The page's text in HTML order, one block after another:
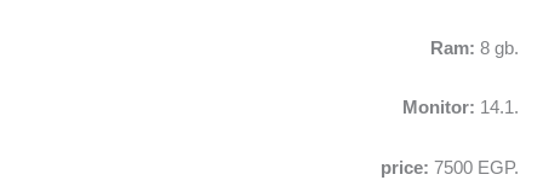
Ram: 8 gb.
Monitor: 14.1.
price: 7500 EGP.